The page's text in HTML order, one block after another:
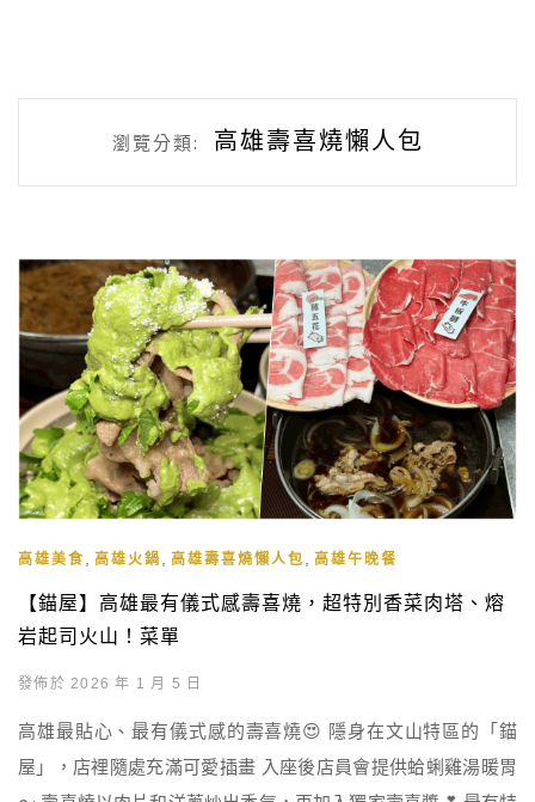
瀏覽分類: 高雄壽喜燒懶人包
高雄美食 , 高雄火鍋 , 高雄壽喜燒懶人包 , 高雄午晚餐
【錨屋】高雄最有儀式感壽喜燒，超特別香菜肉塔、熔
岩起司火山！菜單
發佈於 2026 年 1 月 5 日
高雄最貼心、最有儀式感的壽喜燒😍 隱身在文山特區的「錨
屋」，店裡隨處充滿可愛插畫 入座後店員會提供蛤蜊雞湯暖胃